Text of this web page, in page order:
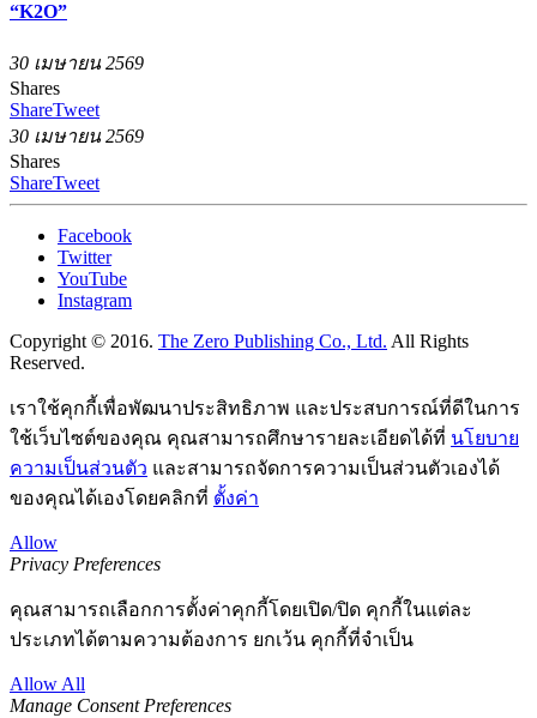
“K2O”
30 เมษายน 2569
Shares
ShareTweet
30 เมษายน 2569
Shares
ShareTweet
Facebook
Twitter
YouTube
Instagram
Copyright © 2016. The Zero Publishing Co., Ltd. All Rights
Reserved.
เราใช้คุกกี้เพื่อพัฒนาประสิทธิภาพ และประสบการณ์ที่ดีในการ
ใช้เว็บไซต์ของคุณ คุณสามารถศึกษารายละเอียดได้ที่ นโยบาย
ความเป็นส่วนตัว และสามารถจัดการความเป็นส่วนตัวเองได้
ของคุณได้เองโดยคลิกที่ ตั้งค่า
Allow
Privacy Preferences
คุณสามารถเลือกการตั้งค่าคุกกี้โดยเปิด/ปิด คุกกี้ในแต่ละ
ประเภทได้ตามความต้องการ ยกเว้น คุกกี้ที่จำเป็น
Allow All
Manage Consent Preferences